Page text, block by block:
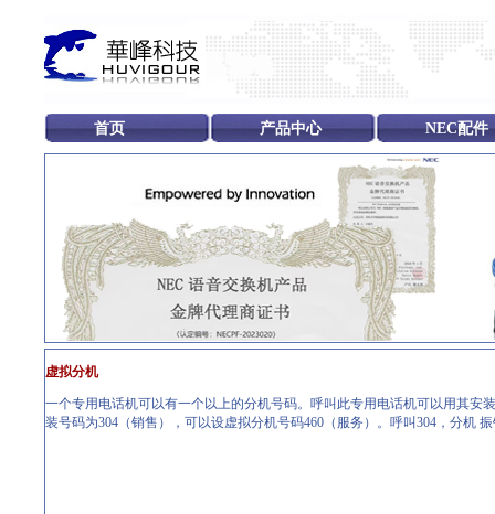
首页 产品中心 NEC配件
虚拟分机
一个专用电话机可以有一个以上的分机号码。呼叫此专用电话机可以用其
装号码为304（销售），可以设虚拟分机号码460（服务）。呼叫304，分机